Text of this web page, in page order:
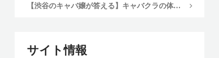
【渋谷のキャバ嬢が答える】キャバクラの体験入店に関するQ&A
サイト情報